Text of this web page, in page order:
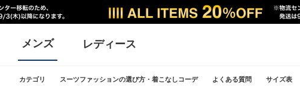
メンズ レディース
カテゴリ スーツファッションの選び方・着こなしコーデ よくある質問 サイズ表